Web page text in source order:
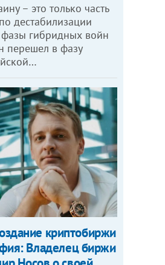
– это только часть
дестабилизации
гибридных войн
перешел в фазу
криптобиржи
Владелец биржи